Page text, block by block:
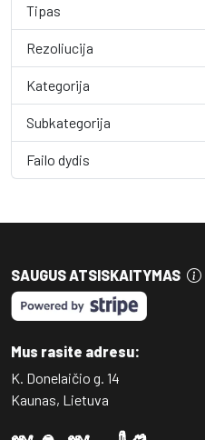
Tipas
Rezoliucija
Kategorija
Subkategorija
Failo dydis
SAUGUS ATSISKAITYMAS
Mus rasite adresu:
K. Donelaičio g. 14
Kaunas, Lietuva